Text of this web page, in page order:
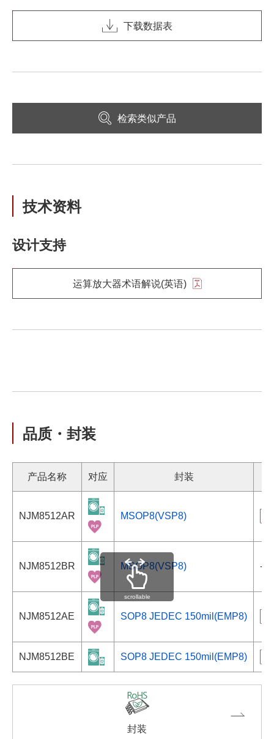
下载数据表
检索类似产品
技术资料
设计支持
运算放大器术语解说(英语)
品质・封装
产品名称 对应 封装
NJM8512AR MSOP8(VSP8)
NJM8512BR MSOP8(VSP8) -
NJM8512AE SOP8 JEDEC 150mil(EMP8)
NJM8512BE SOP8 JEDEC 150mil(EMP8)
scrollable
封装